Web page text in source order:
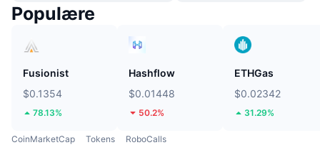
Populære
Fusionist
$0.1354
78.13%
Hashflow
$0.01448
50.2%
ETHGas
$0.02342
31.29%
CoinMarketCap Tokens RoboCalls